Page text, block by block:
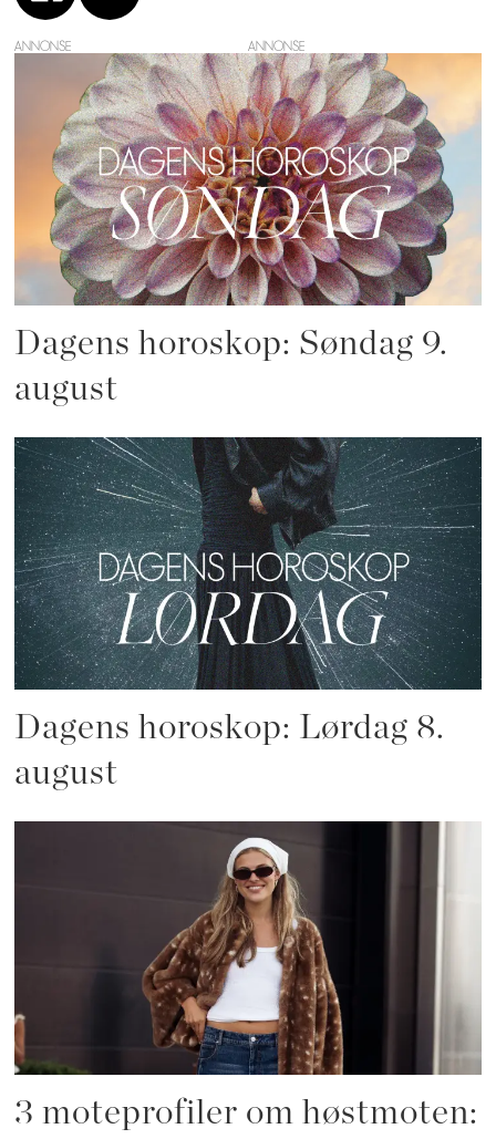
ANNONSE
Dagens horoskop: Søndag 9.
august
Dagens horoskop: Lørdag 8.
august
3 moteprofiler om høstmoten: